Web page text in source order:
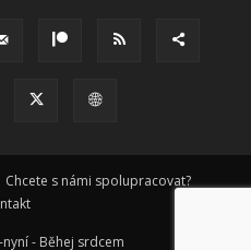
Chcete s námi spolupracovat?
- Běhej srdcem